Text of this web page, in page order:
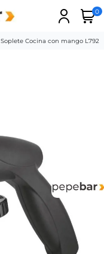
0
Soplete Cocina con mango L792